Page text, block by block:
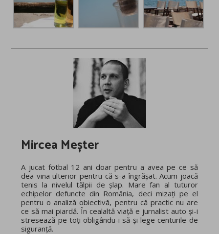
Mircea Meșter
A jucat fotbal 12 ani doar pentru a avea pe ce să
dea vina ulterior pentru că s-a îngrășat. Acum joacă
tenis la nivelul tălpii de șlap. Mare fan al tuturor
echipelor defuncte din România, deci mizați pe el
pentru o analiză obiectivă, pentru că practic nu are
ce să mai piardă. În cealaltă viață e jurnalist auto și-i
stresează pe toți obligându-i să-și lege centurile de
siguranță.